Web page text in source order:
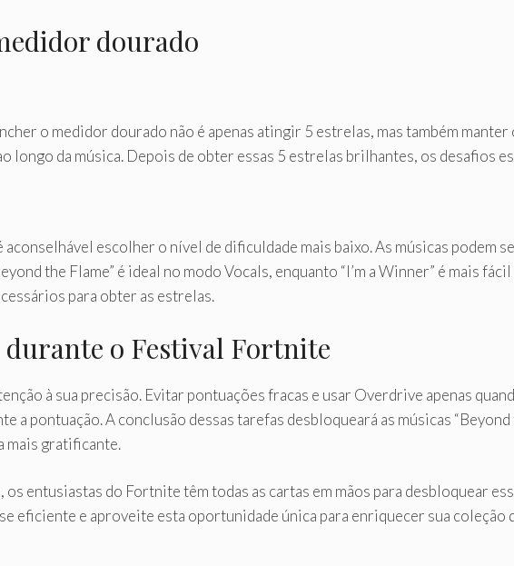
dourado
o medidor dourado não é apenas atingir 5 estrelas, mas também
da música. Depois de obter essas 5 estrelas brilhantes, os desafios
aconselhável escolher o nível de dificuldade mais baixo. As músicas podem
the Flame” é ideal no modo Vocals, enquanto “I’m a Winner” é mais
para obter as estrelas.
o Festival Fortnite
à sua precisão. Evitar pontuações fracas e usar Overdrive apenas
a pontuação. A conclusão dessas tarefas desbloqueará as músicas “Beyond
mais gratificante.
os entusiastas do Fortnite têm todas as cartas em mãos para desbloquear
eficiente e aproveite esta oportunidade única para enriquecer sua coleção